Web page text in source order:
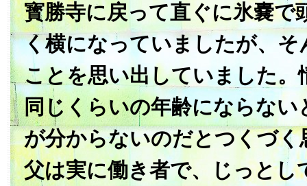
寳勝寺に戻って直ぐに氷嚢で
く横になっていましたが、そ
ことを思い出していました。
同じくらいの年齢にならない
が分からないのだとつくづ
父は実に働き者で、じっとし